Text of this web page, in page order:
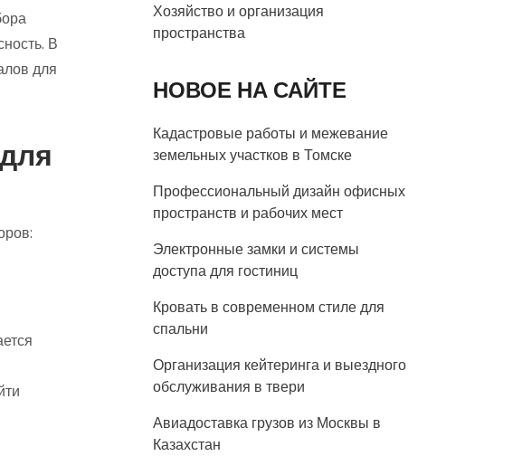
В
для
Хозяйство и организация
пространства
НОВОЕ НА САЙТЕ
Кадастровые работы и межевание
земельных участков в Томске
Профессиональный дизайн офисных
пространств и рабочих мест
Электронные замки и системы
доступа для гостиниц
Кровать в современном стиле для
спальни
Организация кейтеринга и выездного
обслуживания в твери
Авиадоставка грузов из Москвы в
Казахстан